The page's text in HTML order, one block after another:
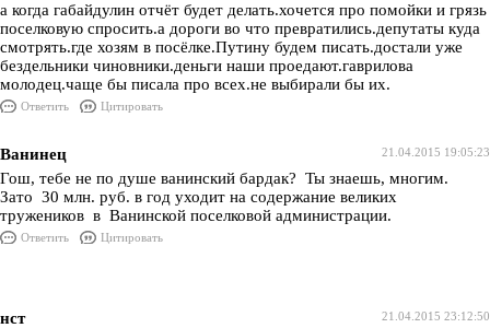
а когда габайдулин отчёт будет делать.хочется про помойки и грязь
поселковую спросить.а дороги во что превратились.депутаты куда
смотрять.где хозям в посёлке.Путину будем писать.достали уже
бездельники чиновники.деньги наши проедают.гаврилова
молодец.чаще бы писала про всех.не выбирали бы их.
Ответить Цитировать
21.04.2015 19:05:23
Ванинец
Гош, тебе не по душе ванинский бардак? Ты знаешь, многим.
Зато 30 млн. руб. в год уходит на содержание великих
тружеников в Ванинской поселковой администрации.
Ответить Цитировать
21.04.2015 23:12:50
нст